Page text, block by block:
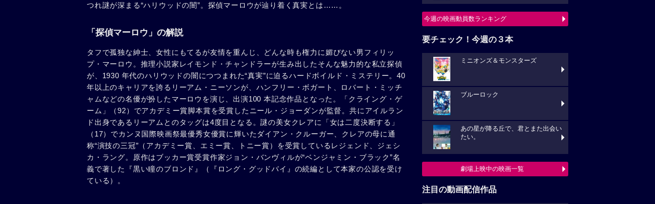
つれ謎が深まる“ハリウッドの闇”。探偵マーロウが辿り着く真実とは……。
「探偵マーロウ」の解説
タフで孤独な紳士、女性にもてるが友情を重んじ、どんな時も権力に媚びない男フィリッ
プ・マーロウ。推理小説家レイモンド・チャンドラーが生み出したそんな魅力的な私立探偵
が、1930 年代のハリウッドの闇につつまれた“真実”に迫るハードボイルド・ミステリー。40
年以上のキャリアを誇るリーアム・ニーソンが、ハンフリー・ボガート、ロバート・ミッチ
ャムなどの名優が扮したマーロウを演じ、出演100 本記念作品となった。「クライング・ゲ
ーム」（92）でアカデミー賞脚本賞を受賞したニール・ジョーダンが監督。共にアイルラン
ド出身であるリーアムとのタッグは4度目となる。謎の美女クレアに「女は二度決断する」
（17）でカンヌ国際映画祭最優秀女優賞に輝いたダイアン・クルーガー、クレアの母に通
称“演技の三冠”（アカデミー賞、エミー賞、トニー賞）を受賞しているレジェンド、ジェシ
カ・ラング。原作はブッカー賞受賞作家ジョン・バンヴィルが“ベンジャミン・ブラック”名
義で著した『黒い瞳のブロンド』（『ロング・グッドバイ』の続編として本家の公認を受け
ている）。
今週の映画動員数ランキング
要チェック！今週の３本
ミニオンズ＆モンスターズ
ブルーロック
あの星が降る丘で、君とまた出会い
たい。
劇場上映中の映画一覧
注目の動画配信作品